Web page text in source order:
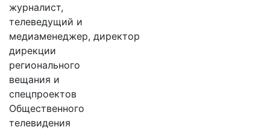
журналист,
телеведущий и
медиаменеджер, директор
дирекции
регионального
вещания и
спецпроектов
Общественного
телевидения